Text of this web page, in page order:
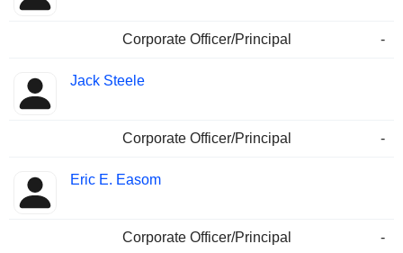
Corporate Officer/Principal -
Jack Steele
Corporate Officer/Principal -
Eric E. Easom
Corporate Officer/Principal -